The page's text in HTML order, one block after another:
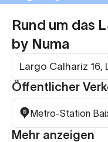
Rund um das
by Numa
Largo Calhariz 16,
Öffentlicher
Metro-Station
Mehr anzeigen